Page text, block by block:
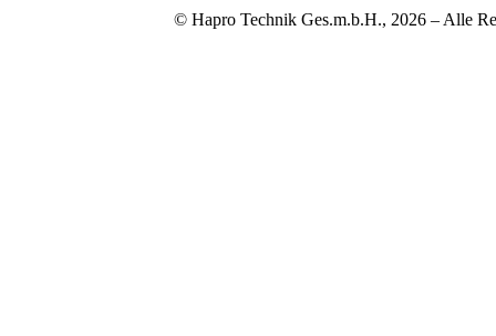
© Hapro Technik Ges.m.b.H., 2026 – Alle